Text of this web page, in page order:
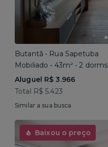
Butantã • Rua Sapetuba
Mobiliado • 43m² • 2 dorms
Aluguel R$ 3.966
Total R$ 5.423
Similar a sua busca
Baixou o preço